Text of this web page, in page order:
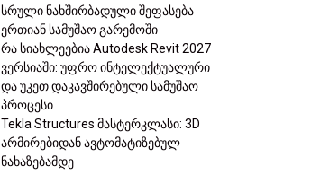
სრული ნახშირბადული შეფასება
ერთიან სამუშაო გარემოში
რა სიახლეებია Autodesk Revit 2027
ვერსიაში: უფრო ინტელექტუალური
და უკეთ დაკავშირებული სამუშაო
პროცესი
Tekla Structures მასტერკლასი: 3D
არმირებიდან ავტომატიზებულ
ნახაზებამდე